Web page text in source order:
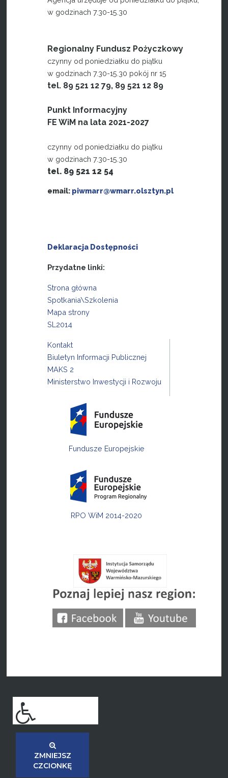
w godzinach 7.30-15.30
Regionalny Fundusz Pożyczkowy
czynny od poniedziałku do piątku
w godzinach 7.30-15.30 pokój nr 15
tel. 89 521 12 79, 89 521 12 89
Punkt Informacyjny
FE WiM na lata 2021-2027
czynny od poniedziałku do piątku
w godzinach 7.30-15.30
tel. 89 521 12 54
email: piwmarr@wmarr.olsztyn.pl
Deklaracja Dostępności
Przydatne linki:
Strona główna
Spotkania\Szkolenia
Mapa strony
SL2014
Kontakt
Biuletyn Informacji Publicznej
MAKS 2
Ministerstwo Inwestycji i Rozwoju
Fundusze Europejskie
RPO WiM 2014-2020
ZMNIEJSZ
CZCIONKĘ